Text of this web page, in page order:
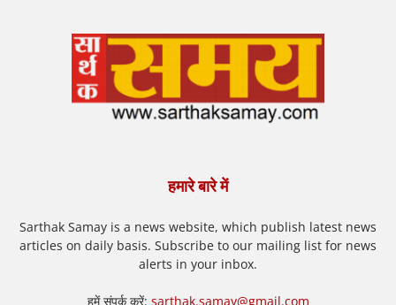
हमारे बारे में
Sarthak Samay is a news website, which publish latest news
articles on daily basis. Subscribe to our mailing list for news
alerts in your inbox.
हमें संपर्क करें: sarthak.samay@gmail.com